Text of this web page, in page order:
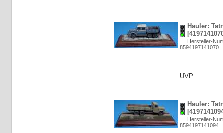
Hauler:
Hersteller-
8594197141070
UVP
Hauler:
Hersteller-
8594197141094